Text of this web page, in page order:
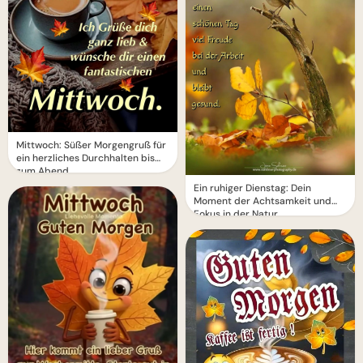
Mittwoch: Süßer Morgengruß für
ein herzliches Durchhalten bis
zum Abend
Ein ruhiger Dienstag: Dein
Moment der Achtsamkeit und
Fokus in der Natur